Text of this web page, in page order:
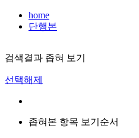
home
단행본
검색결과 좁혀 보기
선택해제
좁혀본 항목 보기순서